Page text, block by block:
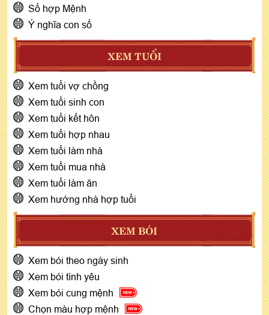
Số hợp Mệnh
Ý nghĩa con số
XEM TUỔI
Xem tuổi vợ chồng
Xem tuổi sinh con
Xem tuổi kết hôn
Xem tuổi hợp nhau
Xem tuổi làm nhà
Xem tuổi mua nhà
Xem tuổi làm ăn
Xem hướng nhà hợp tuổi
XEM BÓI
Xem bói theo ngày sinh
Xem bói tình yêu
Xem bói cung mệnh
Chọn màu hợp mệnh